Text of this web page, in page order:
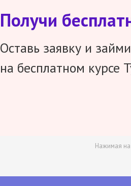
Получи
Оставь заявку и
на бесплатном курсе
Нажимая на